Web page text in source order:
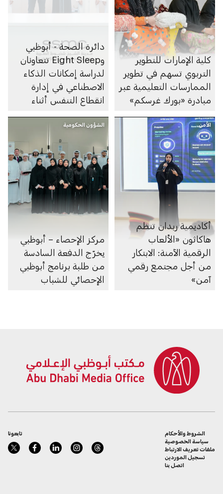
كلية الإمارات للتطوير
التربوي تسهم في تطوير
الممارسات التعليمية عبر
مبادرة «بورك غرسكم»
دائرة الصحة - أبوظبي
وEight Sleep تتعاونان
لدراسة إمكانات الذكاء
الاصطناعي في إدارة
انقطاع التنفس أثناء
الأمن
أكاديمية ربدان تنظم
هاكاثون «الألعاب
الرقمية الآمنة: الابتكار
من أجل مجتمع رقمي
آمن»
الشؤون الحكومية
مركز الإحصاء – أبوظبي
يخرّج الدفعة السادسة
من طلبة برنامج أبوظبي
الإحصائي للشباب
تابعونا
الشروط والأحكام
سياسة الخصوصية
ملفات تعريف الارتباط
تسجيل الموردين
اتصل بنا